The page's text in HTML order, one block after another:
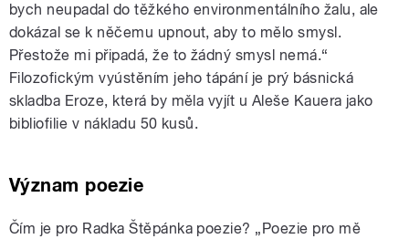
bych neupadal do těžkého environmentálního žalu, ale
dokázal se k něčemu upnout, aby to mělo smysl.
Přestože mi připadá, že to žádný smysl nemá.“
Filozofickým vyústěním jeho tápání je prý básnická
skladba Eroze, která by měla vyjít u Aleše Kauera jako
bibliofilie v nákladu 50 kusů.
Význam poezie
Čím je pro Radka Štěpánka poezie? „Poezie pro mě